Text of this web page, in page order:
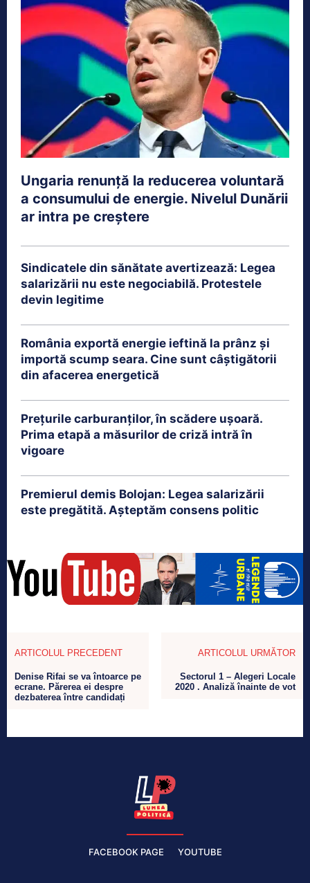
Ungaria renunță la reducerea voluntară
a consumului de energie. Nivelul Dunării
ar intra pe creștere
Sindicatele din sănătate avertizează: Legea
salarizării nu este negociabilă. Protestele
devin legitime
România exportă energie ieftină la prânz și
importă scump seara. Cine sunt câștigătorii
din afacerea energetică
Prețurile carburanților, în scădere ușoară.
Prima etapă a măsurilor de criză intră în
vigoare
Premierul demis Bolojan: Legea salarizării
este pregătită. Așteptăm consens politic
ARTICOLUL PRECEDENT
Denise Rifai se va întoarce pe
ecrane. Părerea ei despre
dezbaterea între candidați
ARTICOLUL URMĂTOR
Sectorul 1 – Alegeri Locale
2020 . Analiză înainte de vot
FACEBOOK PAGE YOUTUBE